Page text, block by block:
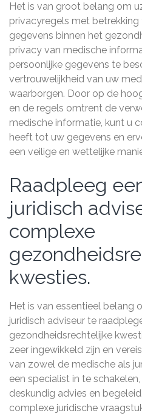
Het is van groot belang om
privacyregels met
gegevens binnen het
privacy van medische
persoonlijke gegevens te
vertrouwelijkheid van uw
waarborgen. Door op de
en de regels omtrent de
medische informatie, kunt u
heeft tot uw gegevens en
een veilige en wettelijke
Raadpleeg
juridisch
complexe
kwesties.
Het is van essentieel belang
juridisch adviseur te
gezondheidsrechtelijke
zeer ingewikkeld zijn en
van zowel de medische als
een specialist in te
deskundig advies en
complexe juridische